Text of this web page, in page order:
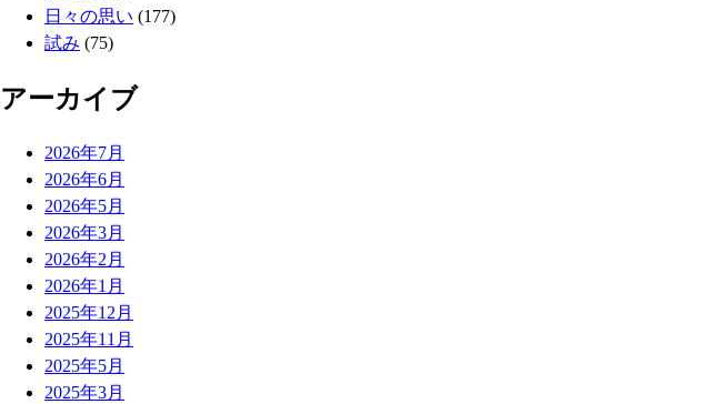
日々の思い (177)
試み (75)
アーカイブ
2026年7月
2026年6月
2026年5月
2026年3月
2026年2月
2026年1月
2025年12月
2025年11月
2025年5月
2025年3月